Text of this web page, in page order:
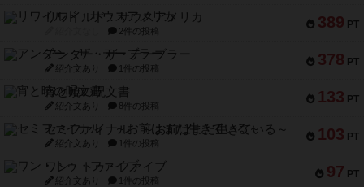
389 PT
リワイルド：サウスアメリカ
2件の投稿
378 PT
アンダー・ザ・テーブラー
紹介文あり 1件の投稿
133 PT
宵と暁の呪文書
紹介文あり 8件の投稿
103 PT
セミファイナル ～お前はまだ生きている～
紹介文あり 1件の投稿
97 PT
ワン・トゥ・ファイブ
紹介文あり 1件の投稿